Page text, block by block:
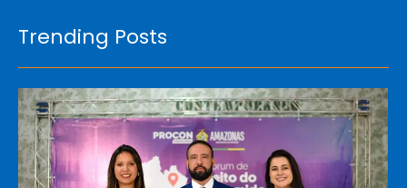
Trending Posts